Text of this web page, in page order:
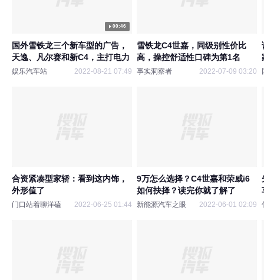
00:46
国外雪铁龙三个新车型的广告，
天逸、凡尔赛和新C4，主打电力
娱乐汽车站 2022-08-21 07:49
雪铁龙C4世嘉，同级别性价比
高，操控舒适性口碑为第1名
事实洞察者 2022-07-09 03:20
合资紧凑型家轿：看到这内饰，
外形值了
门口站着聊洋磕 2022-06-25 01:44
9万怎么选择？C4世嘉和荣威i6
如何抉择？读完你就了解了
新能源汽车之眼 2022-06-01 02:09